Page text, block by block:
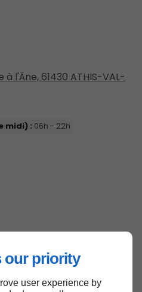
our priority
user experience by
à l'Âne, 61430 ATHIS-VAL-
midi) : 06h - 22h